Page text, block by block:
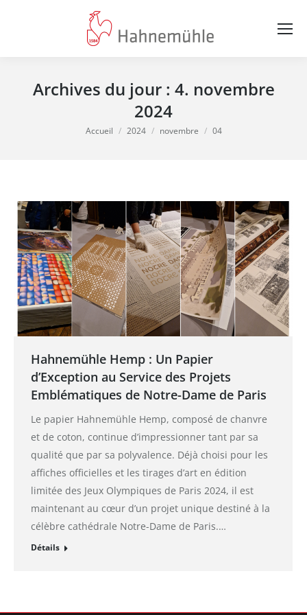
Archives du jour : 4. novembre
2024
Vous êtes ici :
Accueil 2024 novembre 04
Hahnemühle Hemp : Un Papier
d’Exception au Service des Projets
Emblématiques de Notre-Dame de Paris
Le papier Hahnemühle Hemp, composé de chanvre
et de coton, continue d’impressionner tant par sa
qualité que par sa polyvalence. Déjà choisi pour les
affiches officielles et les tirages d’art en édition
limitée des Jeux Olympiques de Paris 2024, il est
maintenant au cœur d’un projet unique destiné à la
célèbre cathédrale Notre-Dame de Paris.…
Détails